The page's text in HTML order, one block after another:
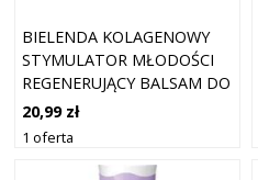
BIELENDA KOLAGENOWY
STYMULATOR MŁODOŚCI
REGENERUJĄCY BALSAM DO
CIAŁA 350ML
20,99 zł
1 oferta